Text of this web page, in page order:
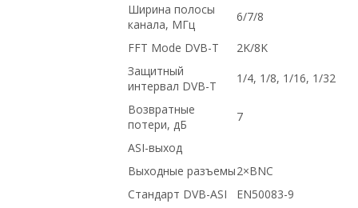
Ширина полосы
канала, МГц
6/7/8
FFT Mode DVB-T
2K/8K
Защитный
интервал DVB-T
1/4, 1/8, 1/16, 1/32
Возвратные
потери, дБ
7
ASI-выход
Выходные разъемы2×BNC
Стандарт DVB-ASI
EN50083-9